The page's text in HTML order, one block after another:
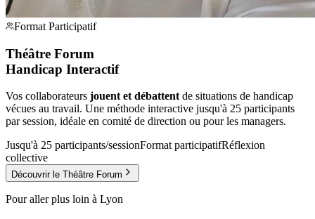
Format Participatif
Théâtre Forum
Handicap Interactif
Vos collaborateurs jouent et débattentde situations de handicap
vécues au travail. Une méthode interactive jusqu'à 25 participants
par session, idéale en comité de direction ou pour les managers.
Jusqu'à 25 participants/sessionFormat participatifRéflexion
collective
Découvrir le Théâtre Forum
Pour aller plus loin à Lyon